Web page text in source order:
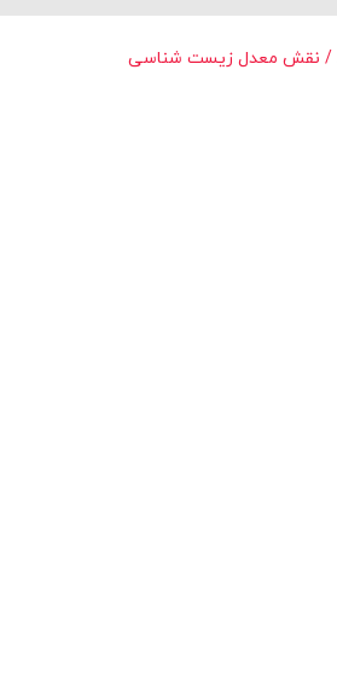
نقش معدل زیست شناسی